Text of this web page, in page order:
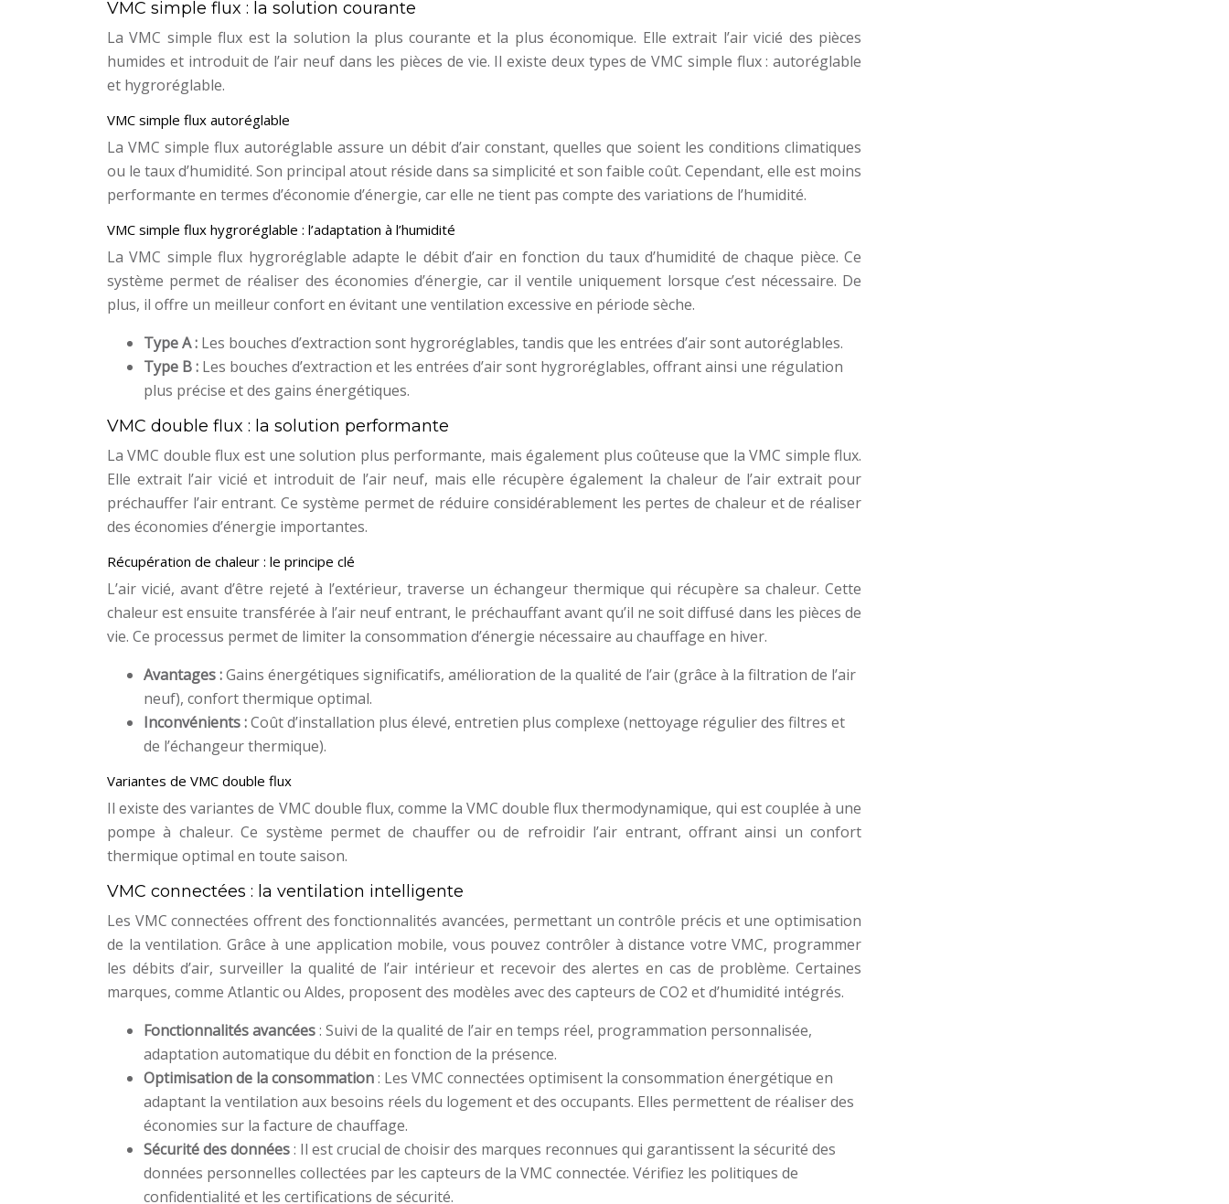
VMC simple flux : la solution courante
La VMC simple flux est la solution la plus courante et la plus économique. Elle extrait l’air vicié des pièces
humides et introduit de l’air neuf dans les pièces de vie. Il existe deux types de VMC simple flux : autoréglable
et hygroréglable.
VMC simple flux autoréglable
La VMC simple flux autoréglable assure un débit d’air constant, quelles que soient les conditions climatiques
ou le taux d’humidité. Son principal atout réside dans sa simplicité et son faible coût. Cependant, elle est moins
performante en termes d’économie d’énergie, car elle ne tient pas compte des variations de l’humidité.
VMC simple flux hygroréglable : l’adaptation à l’humidité
La VMC simple flux hygroréglable adapte le débit d’air en fonction du taux d’humidité de chaque pièce. Ce
système permet de réaliser des économies d’énergie, car il ventile uniquement lorsque c’est nécessaire. De
plus, il offre un meilleur confort en évitant une ventilation excessive en période sèche.
Type A : Les bouches d’extraction sont hygroréglables, tandis que les entrées d’air sont autoréglables.
Type B : Les bouches d’extraction et les entrées d’air sont hygroréglables, offrant ainsi une régulation
plus précise et des gains énergétiques.
VMC double flux : la solution performante
La VMC double flux est une solution plus performante, mais également plus coûteuse que la VMC simple flux.
Elle extrait l’air vicié et introduit de l’air neuf, mais elle récupère également la chaleur de l’air extrait pour
préchauffer l’air entrant. Ce système permet de réduire considérablement les pertes de chaleur et de réaliser
des économies d’énergie importantes.
Récupération de chaleur : le principe clé
L’air vicié, avant d’être rejeté à l’extérieur, traverse un échangeur thermique qui récupère sa chaleur. Cette
chaleur est ensuite transférée à l’air neuf entrant, le préchauffant avant qu’il ne soit diffusé dans les pièces de
vie. Ce processus permet de limiter la consommation d’énergie nécessaire au chauffage en hiver.
Avantages :Gains énergétiques significatifs, amélioration de la qualité de l’air (grâce à la filtration de l’air
neuf), confort thermique optimal.
Inconvénients :Coût d’installation plus élevé, entretien plus complexe (nettoyage régulier des filtres et
de l’échangeur thermique).
Variantes de VMC double flux
Il existe des variantes de VMC double flux, comme la VMC double flux thermodynamique, qui est couplée à une
pompe à chaleur. Ce système permet de chauffer ou de refroidir l’air entrant, offrant ainsi un confort
thermique optimal en toute saison.
VMC connectées : la ventilation intelligente
Les VMC connectées offrent des fonctionnalités avancées, permettant un contrôle précis et une optimisation
de la ventilation. Grâce à une application mobile, vous pouvez contrôler à distance votre VMC, programmer
les débits d’air, surveiller la qualité de l’air intérieur et recevoir des alertes en cas de problème. Certaines
marques, comme Atlantic ou Aldes, proposent des modèles avec des capteurs de CO2 et d’humidité intégrés.
Fonctionnalités avancées: Suivi de la qualité de l’air en temps réel, programmation personnalisée,
adaptation automatique du débit en fonction de la présence.
Optimisation de la consommation: Les VMC connectées optimisent la consommation énergétique en
adaptant la ventilation aux besoins réels du logement et des occupants. Elles permettent de réaliser des
économies sur la facture de chauffage.
Sécurité des données: Il est crucial de choisir des marques reconnues qui garantissent la sécurité des
données personnelles collectées par les capteurs de la VMC connectée. Vérifiez les politiques de
confidentialité et les certifications de sécurité.